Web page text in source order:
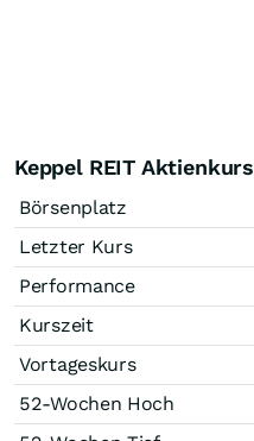
Keppel REIT Aktienkurs
Börsenplatz
Letzter Kurs
Performance
Kurszeit
Vortageskurs
52-Wochen Hoch